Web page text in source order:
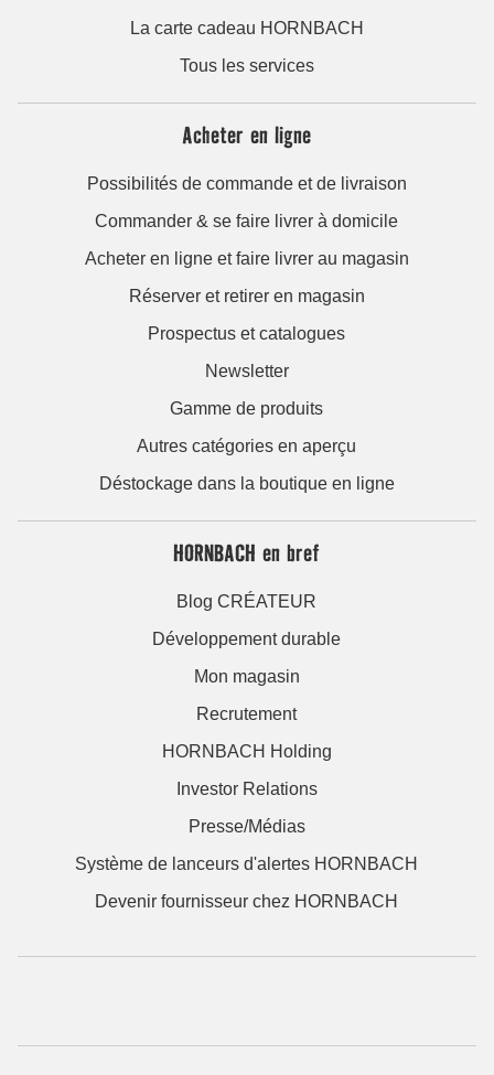
La carte cadeau HORNBACH
Tous les services
Acheter en ligne
Possibilités de commande et de livraison
Commander & se faire livrer à domicile
Acheter en ligne et faire livrer au magasin
Réserver et retirer en magasin
Prospectus et catalogues
Newsletter
Gamme de produits
Autres catégories en aperçu
Déstockage dans la boutique en ligne
HORNBACH en bref
Blog CRÉATEUR
Développement durable
Mon magasin
Recrutement
HORNBACH Holding
Investor Relations
Presse/Médias
Système de lanceurs d'alertes HORNBACH
Devenir fournisseur chez HORNBACH